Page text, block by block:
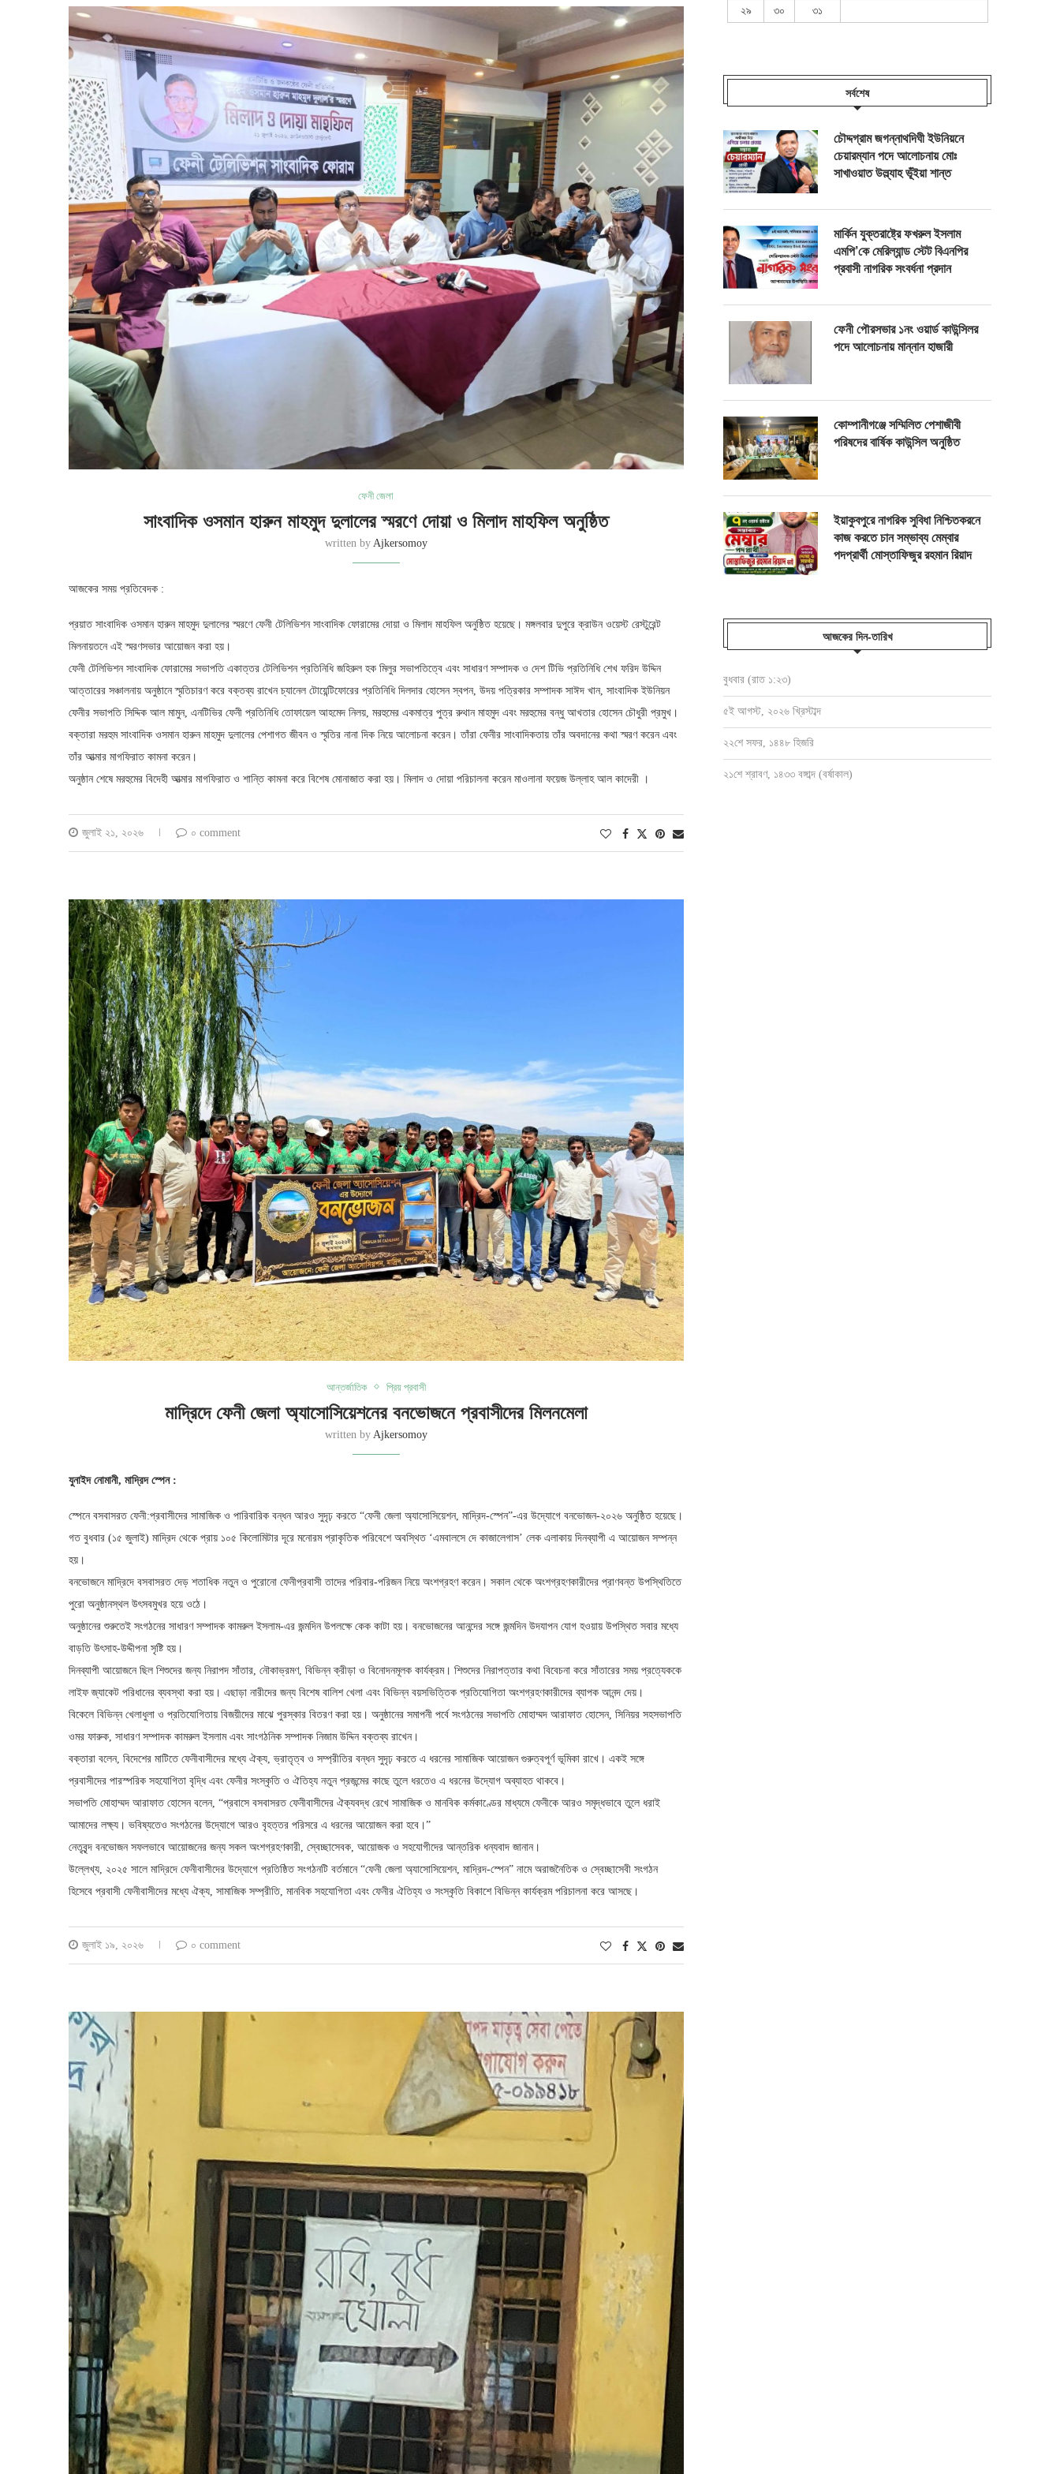
ফেনী জেলা
সাংবাদিক ওসমান হারুন মাহমুদ দুলালের স্মরণে দোয়া ও মিলাদ মাহফিল অনুষ্ঠিত
written by Ajkersomoy
আজকের সময় প্রতিবেদক :
প্রয়াত সাংবাদিক ওসমান হারুন মাহমুদ দুলালের স্মরণে ফেনী টেলিভিশন সাংবাদিক ফোরামের দোয়া ও মিলাদ মাহফিল অনুষ্ঠিত হয়েছে। মঙ্গলবার দুপুরে ক্রাউন ওয়েস্ট রেস্টুরেন্ট
মিলনায়তনে এই স্মরণসভার আয়োজন করা হয়।
ফেনী টেলিভিশন সাংবাদিক ফোরামের সভাপতি একাত্তর টেলিভিশন প্রতিনিধি জহিরুল হক মিলুর সভাপতিত্বে এবং সাধারণ সম্পাদক ও দেশ টিভি প্রতিনিধি শেখ ফরিদ উদ্দিন
আত্তারের সঞ্চালনায় অনুষ্ঠানে স্মৃতিচারণ করে বক্তব্য রাখেন চ্যানেল টোয়েন্টিফোরের প্রতিনিধি দিলদার হোসেন স্বপন, উদয় পত্রিকার সম্পাদক সাঈদ খান, সাংবাদিক ইউনিয়ন
ফেনীর সভাপতি সিদ্দিক আল মামুন, এনটিভির ফেনী প্রতিনিধি তোফায়েল আহমেদ নিলয়, মরহুমের একমাত্র পুত্র রুথান মাহমুদ এবং মরহুমের বন্ধু আখতার হোসেন চৌধুরী প্রমুখ।
বক্তারা মরহুম সাংবাদিক ওসমান হারুন মাহমুদ দুলালের পেশাগত জীবন ও স্মৃতির নানা দিক নিয়ে আলোচনা করেন। তাঁরা ফেনীর সাংবাদিকতায় তাঁর অবদানের কথা স্মরণ করেন এবং
তাঁর আত্মার মাগফিরাত কামনা করেন।
অনুষ্ঠান শেষে মরহুমের বিদেহী আত্মার মাগফিরাত ও শান্তি কামনা করে বিশেষ মোনাজাত করা হয়। মিলাদ ও দোয়া পরিচালনা করেন মাওলানা ফয়েজ উল্লাহ আল কাদেরী ।
জুলাই ২১, ২০২৬ ০ comment
আন্তর্জাতিক প্রিয় প্রবাসী
মাদ্রিদে ফেনী জেলা অ্যাসোসিয়েশনের বনভোজনে প্রবাসীদের মিলনমেলা
written by Ajkersomoy
যুনাইদ নোমানী, মা‌দ্রিদ স্পেন :
স্পেনে বসবাসরত ফেনী:প্রবাসীদের সামাজিক ও পারিবারিক বন্ধন আরও সুদৃঢ় করতে “ফেনী জেলা অ্যাসোসিয়েশন, মাদ্রিদ-স্পেন”-এর উদ্যোগে বনভোজন-২০২৬ অনুষ্ঠিত হয়েছে।
গত বুধবার (১৫ জুলাই) মাদ্রিদ থেকে প্রায় ১০৫ কিলোমিটার দূরে মনোরম প্রাকৃতিক পরিবেশে অবস্থিত ‘এমবালসে দে কাজালেগাস’ লেক এলাকায় দিনব্যাপী এ আয়োজন সম্পন্ন
হয়।
বনভোজনে মাদ্রিদে বসবাসরত দেড় শতাধিক নতুন ও পুরোনো ফেনীপ্রবাসী তাদের পরিবার-পরিজন নিয়ে অংশগ্রহণ করেন। সকাল থেকে অংশগ্রহণকারীদের প্রাণবন্ত উপস্থিতিতে
পুরো অনুষ্ঠানস্থল উৎসবমুখর হয়ে ওঠে।
অনুষ্ঠানের শুরুতেই সংগঠনের সাধারণ সম্পাদক কামরুল ইসলাম-এর জন্মদিন উপলক্ষে কেক কাটা হয়। বনভোজনের আনন্দের সঙ্গে জন্মদিন উদযাপন যোগ হওয়ায় উপস্থিত সবার মধ্যে
বাড়তি উৎসাহ-উদ্দীপনা সৃষ্টি হয়।
দিনব্যাপী আয়োজনে ছিল শিশুদের জন্য নিরাপদ সাঁতার, নৌকাভ্রমণ, বিভিন্ন ক্রীড়া ও বিনোদনমূলক কার্যক্রম। শিশুদের নিরাপত্তার কথা বিবেচনা করে সাঁতারের সময় প্রত্যেককে
লাইফ জ্যাকেট পরিধানের ব্যবস্থা করা হয়। এছাড়া নারীদের জন্য বিশেষ বালিশ খেলা এবং বিভিন্ন বয়সভিত্তিক প্রতিযোগিতা অংশগ্রহণকারীদের ব্যাপক আনন্দ দেয়।
বিকেলে বিভিন্ন খেলাধুলা ও প্রতিযোগিতায় বিজয়ীদের মাঝে পুরস্কার বিতরণ করা হয়। অনুষ্ঠানের সমাপনী পর্বে সংগঠনের সভাপতি মোহাম্মদ আরাফাত হোসেন, সিনিয়র সহসভাপতি
ওমর ফারুক, সাধারণ সম্পাদক কামরুল ইসলাম এবং সাংগঠনিক সম্পাদক নিজাম উদ্দিন বক্তব্য রাখেন।
বক্তারা বলেন, বিদেশের মাটিতে ফেনীবাসীদের মধ্যে ঐক্য, ভ্রাতৃত্ব ও সম্প্রীতির বন্ধন সুদৃঢ় করতে এ ধরনের সামাজিক আয়োজন গুরুত্বপূর্ণ ভূমিকা রাখে। একই সঙ্গে
প্রবাসীদের পারস্পরিক সহযোগিতা বৃদ্ধি এবং ফেনীর সংস্কৃতি ও ঐতিহ্য নতুন প্রজন্মের কাছে তুলে ধরতেও এ ধরনের উদ্যোগ অব্যাহত থাকবে।
সভাপতি মোহাম্মদ আরাফাত হোসেন বলেন, “প্রবাসে বসবাসরত ফেনীবাসীদের ঐক্যবদ্ধ রেখে সামাজিক ও মানবিক কর্মকাণ্ডের মাধ্যমে ফেনীকে আরও সমৃদ্ধভাবে তুলে ধরাই
আমাদের লক্ষ্য। ভবিষ্যতেও সংগঠনের উদ্যোগে আরও বৃহত্তর পরিসরে এ ধরনের আয়োজন করা হবে।”
নেতৃবৃন্দ বনভোজন সফলভাবে আয়োজনের জন্য সকল অংশগ্রহণকারী, স্বেচ্ছাসেবক, আয়োজক ও সহযোগীদের আন্তরিক ধন্যবাদ জানান।
উল্লেখ্য, ২০২৫ সালে মাদ্রিদে ফেনীবাসীদের উদ্যোগে প্রতিষ্ঠিত সংগঠনটি বর্তমানে “ফেনী জেলা অ্যাসোসিয়েশন, মাদ্রিদ-স্পেন” নামে অরাজনৈতিক ও স্বেচ্ছাসেবী সংগঠন
হিসেবে প্রবাসী ফেনীবাসীদের মধ্যে ঐক্য, সামাজিক সম্প্রীতি, মানবিক সহযোগিতা এবং ফেনীর ঐতিহ্য ও সংস্কৃতি বিকাশে বিভিন্ন কার্যক্রম পরিচালনা করে আসছে।
জুলাই ১৯, ২০২৬ ০ comment
২৯
৩০ ৩১
সর্বশেষ
চৌদ্দগ্রাম জগন্নাথদিঘী ইউনিয়নে
চেয়ারম্যান পদে আলোচনায় মোঃ
সাখাওয়াত উল্ল্যাহ ভূঁইয়া শান্ত
মার্কিন যুক্তরাষ্ট্রে ফখরুল ইসলাম
এমপি’কে মেরিল্যান্ড স্টেট বিএনপির
প্রবাসী নাগরিক সংবর্ধনা প্রদান
ফেনী পৌরসভার ১নং ওয়ার্ড কাউন্সিলর
পদে আলোচনায় মান্নান হাজারী
কোম্পানীগঞ্জে সম্মিলিত পেশাজীবী
পরিষদের বার্ষিক কাউন্সিল অনুষ্ঠিত
ইয়াকুবপুরে নাগরিক সুবিধা নিশ্চিতকরনে
কাজ করতে চান সম্ভাব্য মেম্বার
পদপ্রার্থী মোস্তাফিজুর রহমান রিয়াদ
আজকের দিন-তারিখ
বুধবার (রাত ১:২৩)
৫ই আগস্ট, ২০২৬ খ্রিস্টাব্দ
২২শে সফর, ১৪৪৮ হিজরি
২১শে শ্রাবণ, ১৪৩৩ বঙ্গাব্দ (বর্ষাকাল)